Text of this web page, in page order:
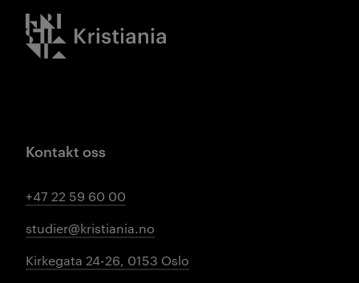
Kristiania logo
Kontakt oss
+47 22 59 60 00
studier@kristiania.no
Kirkegata 24-26, 0153 Oslo